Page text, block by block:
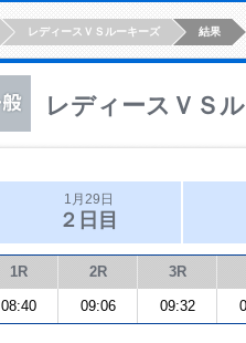
レディースＶＳルーキーズ 結果
レディースＶＳ
1月29日
２日目
1R 2R 3R
08:40 09:06 09:32